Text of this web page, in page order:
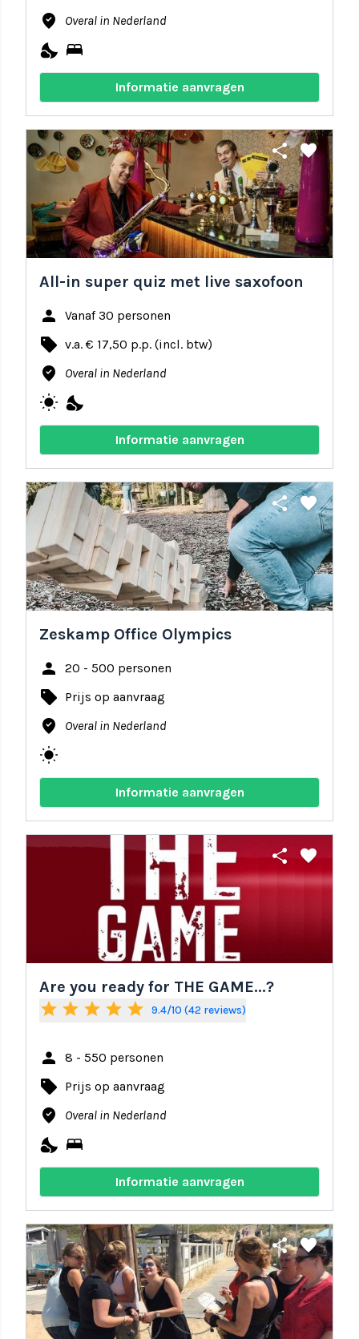
where_to_vote
Overal in Nederland
nights_stay bed
Informatie aanvragen
share favorite
All-in super quiz met live saxofoon
person Vanaf 30 personen
local_offer v.a. € 17,50 p.p. (incl. btw)
where_to_vote Overal in Nederland
wb_sunny nights_stay
Informatie aanvragen
share favorite
Zeskamp Office Olympics
person 20 - 500 personen
local_offer Prijs op aanvraag
where_to_vote Overal in Nederland
wb_sunny
Informatie aanvragen
share favorite
Are you ready for THE GAME...?
star star star star star 9.4/10 (42 reviews)
person 8 - 550 personen
local_offer Prijs op aanvraag
where_to_vote Overal in Nederland
nights_stay bed
Informatie aanvragen
share favorite